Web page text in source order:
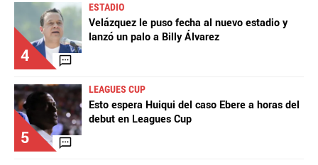
4
ESTADIO
Velázquez le puso fecha al nuevo estadio y
lanzó un palo a Billy Álvarez
5
LEAGUES CUP
Esto espera Huiqui del caso Ebere a horas del
debut en Leagues Cup